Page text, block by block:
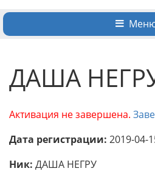
ДАША
Активация не завершена.
Дата регистрации: 2019-04-
Ник: ДАША НЕГРУ